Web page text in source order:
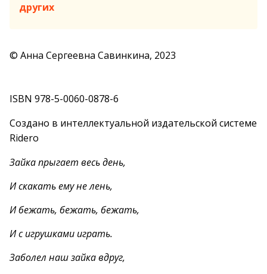
других
© Анна Сергеевна Савинкина, 2023
ISBN 978-5-0060-0878-6
Создано в интеллектуальной издательской системе
Ridero
Зайка прыгает весь день,
И скакать ему не лень,
И бежать, бежать, бежать,
И с игрушками играть.
Заболел наш зайка вдруг,